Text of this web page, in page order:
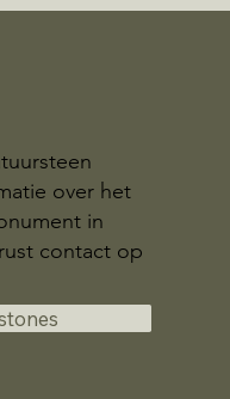
over het
in
contact op